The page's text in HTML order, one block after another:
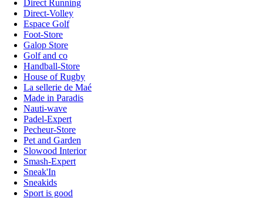
Direct Running
Direct-Volley
Espace Golf
Foot-Store
Galop Store
Golf and co
Handball-Store
House of Rugby
La sellerie de Maé
Made in Paradis
Nauti-wave
Padel-Expert
Pecheur-Store
Pet and Garden
Slowood Interior
Smash-Expert
Sneak'In
Sneakids
Sport is good